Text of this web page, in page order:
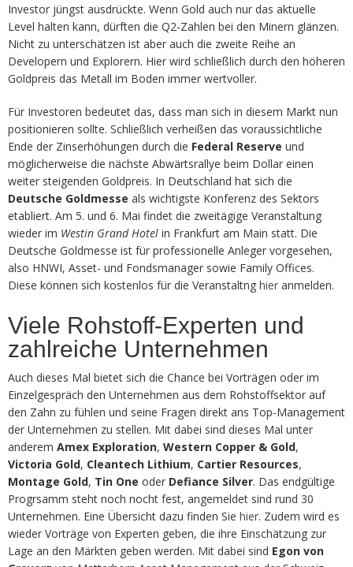
Investor jüngst ausdrückte. Wenn Gold auch nur das aktuelle
Level halten kann, dürften die Q2-Zahlen bei den Minern glänzen.
Nicht zu unterschätzen ist aber auch die zweite Reihe an
Developern und Explorern. Hier wird schließlich durch den höheren
Goldpreis das Metall im Boden immer wertvoller.
Für Investoren bedeutet das, dass man sich in diesem Markt nun
positionieren sollte. Schließlich verheißen das voraussichtliche
Ende der Zinserhöhungen durch die Federal Reserve und
möglicherweise die nächste Abwärtsrallye beim Dollar einen
weiter steigenden Goldpreis. In Deutschland hat sich die
Deutsche Goldmesse als wichtigste Konferenz des Sektors
etabliert. Am 5. und 6. Mai findet die zweitägige Veranstaltung
wieder im Westin Grand Hotel in Frankfurt am Main statt. Die
Deutsche Goldmesse ist für professionelle Anleger vorgesehen,
also HNWI, Asset- und Fondsmanager sowie Family Offices.
Diese können sich kostenlos für die Veranstaltng hier anmelden.
Viele Rohstoff-Experten und
zahlreiche Unternehmen
Auch dieses Mal bietet sich die Chance bei Vorträgen oder im
Einzelgespräch den Unternehmen aus dem Rohstoffsektor auf
den Zahn zu fühlen und seine Fragen direkt ans Top-Management
der Unternehmen zu stellen. Mit dabei sind dieses Mal unter
anderem Amex Exploration, Western Copper & Gold,
Victoria Gold, Cleantech Lithium, Cartier Resources,
Montage Gold, Tin One oder Defiance Silver. Das endgültige
Progrsamm steht noch nocht fest, angemeldet sind rund 30
Unternehmen. Eine Übersicht dazu finden Sie hier. Zudem wird es
wieder Vorträge von Experten geben, die ihre Einschätzung zur
Lage an den Märkten geben werden. Mit dabei sind Egon von